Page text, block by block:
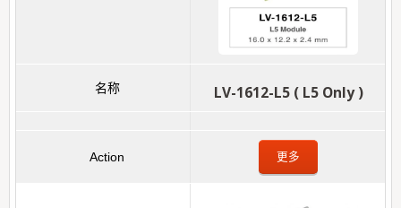
LV-1612-L5 ( L5 Only )
更多